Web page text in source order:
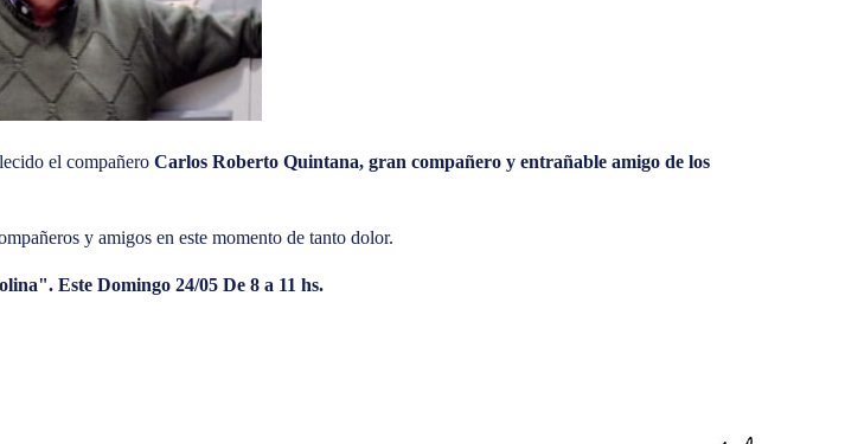
el compañeroCarlos Roberto Quintana, gran compañero y entrañable amigo de los
y amigos en este momento de tanto dolor.
Este Domingo 24/05 De 8 a 11 hs.